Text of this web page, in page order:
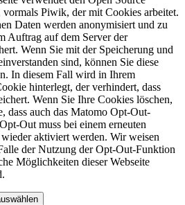
vormals Piwik, der mit Cookies arbeitet.
Daten werden anonymisiert und zu
Auftrag auf dem Server der
Wenn Sie mit der Speicherung und
sind, können Sie diese
In diesem Fall wird in Ihrem
hinterlegt, der verhindert, dass
Wenn Sie Ihre Cookies löschen,
dass auch das Matomo Opt-Out-
Out muss bei einem erneuten
aktiviert werden. Wir weisen
der Nutzung der Opt-Out-Funktion
Möglichkeiten dieser Webseite